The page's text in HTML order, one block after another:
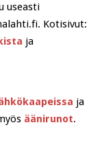
useasti
Kotisivut:
ja
ja
äänirunot.